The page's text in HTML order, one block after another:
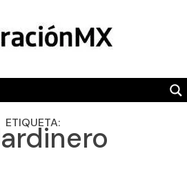
POLÍTICA
CAMALEÓN
OPINIÓN
ETIQUETA: